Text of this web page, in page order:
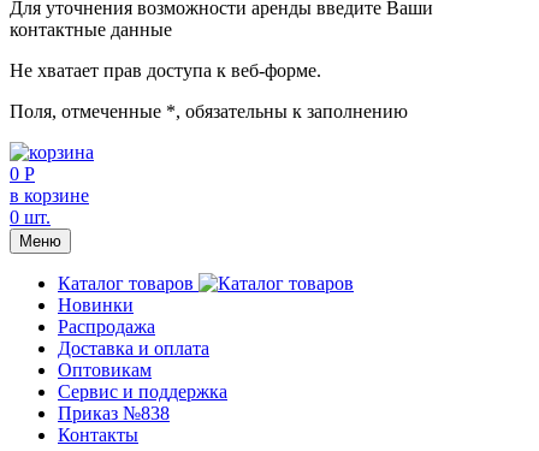
Для уточнения возможности аренды введите Ваши
контактные данные
Не хватает прав доступа к веб-форме.
Поля, отмеченные *, обязательны к заполнению
0 Р
в корзине
0 шт.
Меню
Каталог товаров
Новинки
Распродажа
Доставка и оплата
Оптовикам
Сервис и поддержка
Приказ №838
Контакты